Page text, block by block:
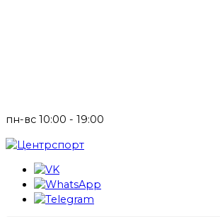
пн-вс 10:00 - 19:00